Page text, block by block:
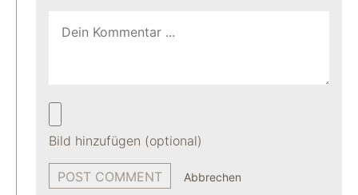
Bild hinzufügen (optional)
Abbrechen